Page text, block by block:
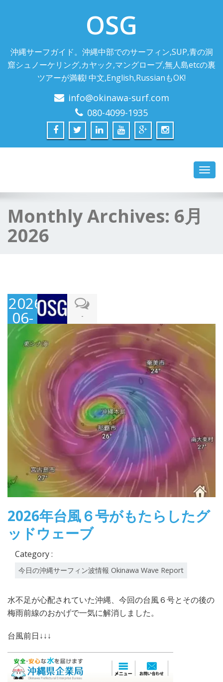
OSG
沖縄サーフガイド。沖縄中部でのサーフィン,SUP,青の洞
窟シュノーケリング,カヤック,マングローブ,無人島etcの裏
ツアーが満載! 中文,English,RussianもOK!
info@okinawa-surf.com
080-4099-1935
Monthly Archives: 6月
2026
2026-
06-
14
-
2026年台風６号がもたらしたグ
ッドウェーブ
Category :
今日の沖縄サーフィン波情報 Okinawa Wave Report
水不足が心配されていた沖縄、今回の台風６号とその後の
梅雨前線のおかげで一気に解消しました。
台風前日↓↓↓